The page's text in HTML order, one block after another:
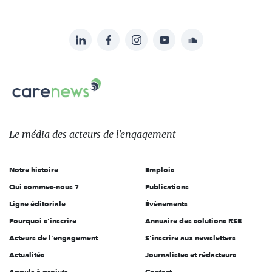
sur:
LinkedInFacebookInstagramYouTubeSoundcloud
Carenews,
Le
des
l'engagement
Le média des acteurs de l'engagement
Notre histoire
Qui sommes-nous ?
Ligne éditoriale
Pourquoi s'inscrire
Acteurs de l'engagement
Actualités
Emplois
Publications
Évènements
Annuaire des solutions RSE
S'inscrire aux newsletters
Journalistes et rédacteurs